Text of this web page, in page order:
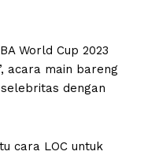
World Cup 2023
acara main bareng
dengan
cara LOC untuk